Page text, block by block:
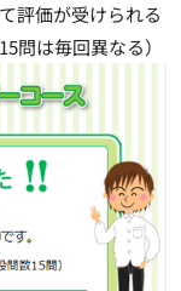
評価が受けられる
問は毎回異なる）